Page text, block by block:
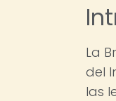
La
del
las